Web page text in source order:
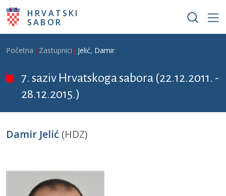
Skoči na glavni sadržaj
HRVATSKI
SABOR
Breadcrumb
Početna Zastupnici Jelić, Damir
7. saziv Hrvatskoga sabora (22.12.2011. -
28.12.2015.)
Damir Jelić (HDZ)